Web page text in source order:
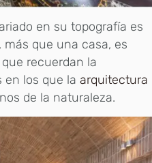
en su topografía es
que una casa, es
recuerdan la
en los que laarquitectura
de la naturaleza.